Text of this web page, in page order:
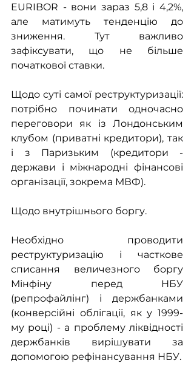
EURIBOR - вони зараз 5,8 і 4,2%,
але матимуть тенденцію до
зниження. Тут важливо
зафіксувати, що не більше
початкової ставки.
Щодо суті самої реструктуризації:
потрібно починати одночасно
переговори як із Лондонським
клубом (приватні кредитори), так
і з Паризьким (кредитори -
держави і міжнародні фінансові
організації, зокрема МВФ).
Щодо внутрішнього боргу.
Необхідно проводити
реструктуризацію і часткове
списання величезного боргу
Мінфіну перед НБУ
(репрофайлінг) і держбанками
(конверсійні облігації, як у 1999-
му році) - а проблему ліквідності
держбанків вирішувати за
допомогою рефінансування НБУ.